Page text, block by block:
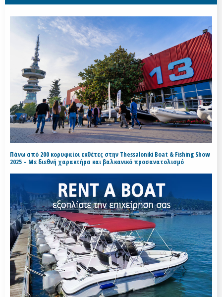
Πάνω από 200 κορυφαίοι εκθέτες στην Thessaloniki Boat & Fishing Show
2025 – Με διεθνή χαρακτήρα και βαλκανικό προσανατολισμό